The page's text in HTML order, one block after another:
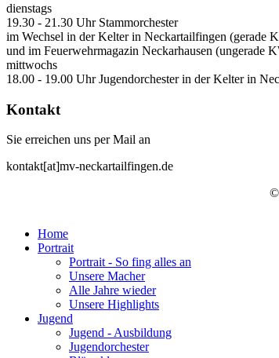
dienstags
19.30 - 21.30 Uhr Stammorchester
im Wechsel in der Kelter in Neckartailfingen (gerade
und im Feuerwehrmagazin Neckarhausen (ungerade
mittwochs
18.00 - 19.00 Uhr Jugendorchester in der Kelter in
Kontakt
Sie erreichen uns per Mail an
kontakt[at]mv-neckartailfingen.de
©
Home
Portrait
Portrait - So fing alles an
Unsere Macher
Alle Jahre wieder
Unsere Highlights
Jugend
Jugend - Ausbildung
Jugendorchester